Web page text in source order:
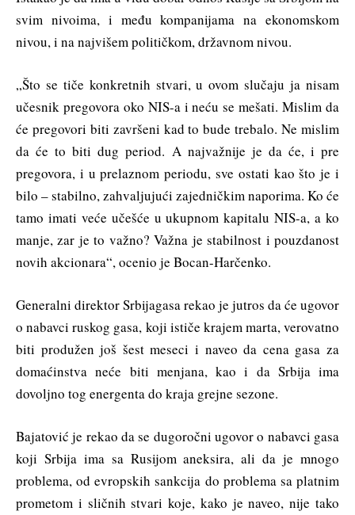
svim nivoima, i među kompanijama na ekonomskom
nivou, i na najvišem političkom, državnom nivou.
„Što se tiče konkretnih stvari, u ovom slučaju ja nisam
učesnik pregovora oko NIS-a i neću se mešati. Mislim da
će pregovori biti završeni kad to bude trebalo. Ne mislim
da će to biti dug period. A najvažnije je da će, i pre
pregovora, i u prelaznom periodu, sve ostati kao što je i
bilo – stabilno, zahvaljujući zajedničkim naporima. Ko će
tamo imati veće učešće u ukupnom kapitalu NIS-a, a ko
manje, zar je to važno? Važna je stabilnost i pouzdanost
novih akcionara“, ocenio je Bocan-Harčenko.
Generalni direktor Srbijagasa rekao je jutros da će ugovor
o nabavci ruskog gasa, koji ističe krajem marta, verovatno
biti produžen još šest meseci i naveo da cena gasa za
domaćinstva neće biti menjana, kao i da Srbija ima
dovoljno tog energenta do kraja grejne sezone.
Bajatović je rekao da se dugoročni ugovor o nabavci gasa
koji Srbija ima sa Rusijom aneksira, ali da je mnogo
problema, od evropskih sankcija do problema sa platnim
prometom i sličnih stvari koje, kako je naveo, nije tako